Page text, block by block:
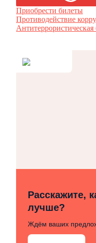
Приобрести билеты
Противодействие
Антитеррористическая
Расскажите,
лучше?
Ждём ваших